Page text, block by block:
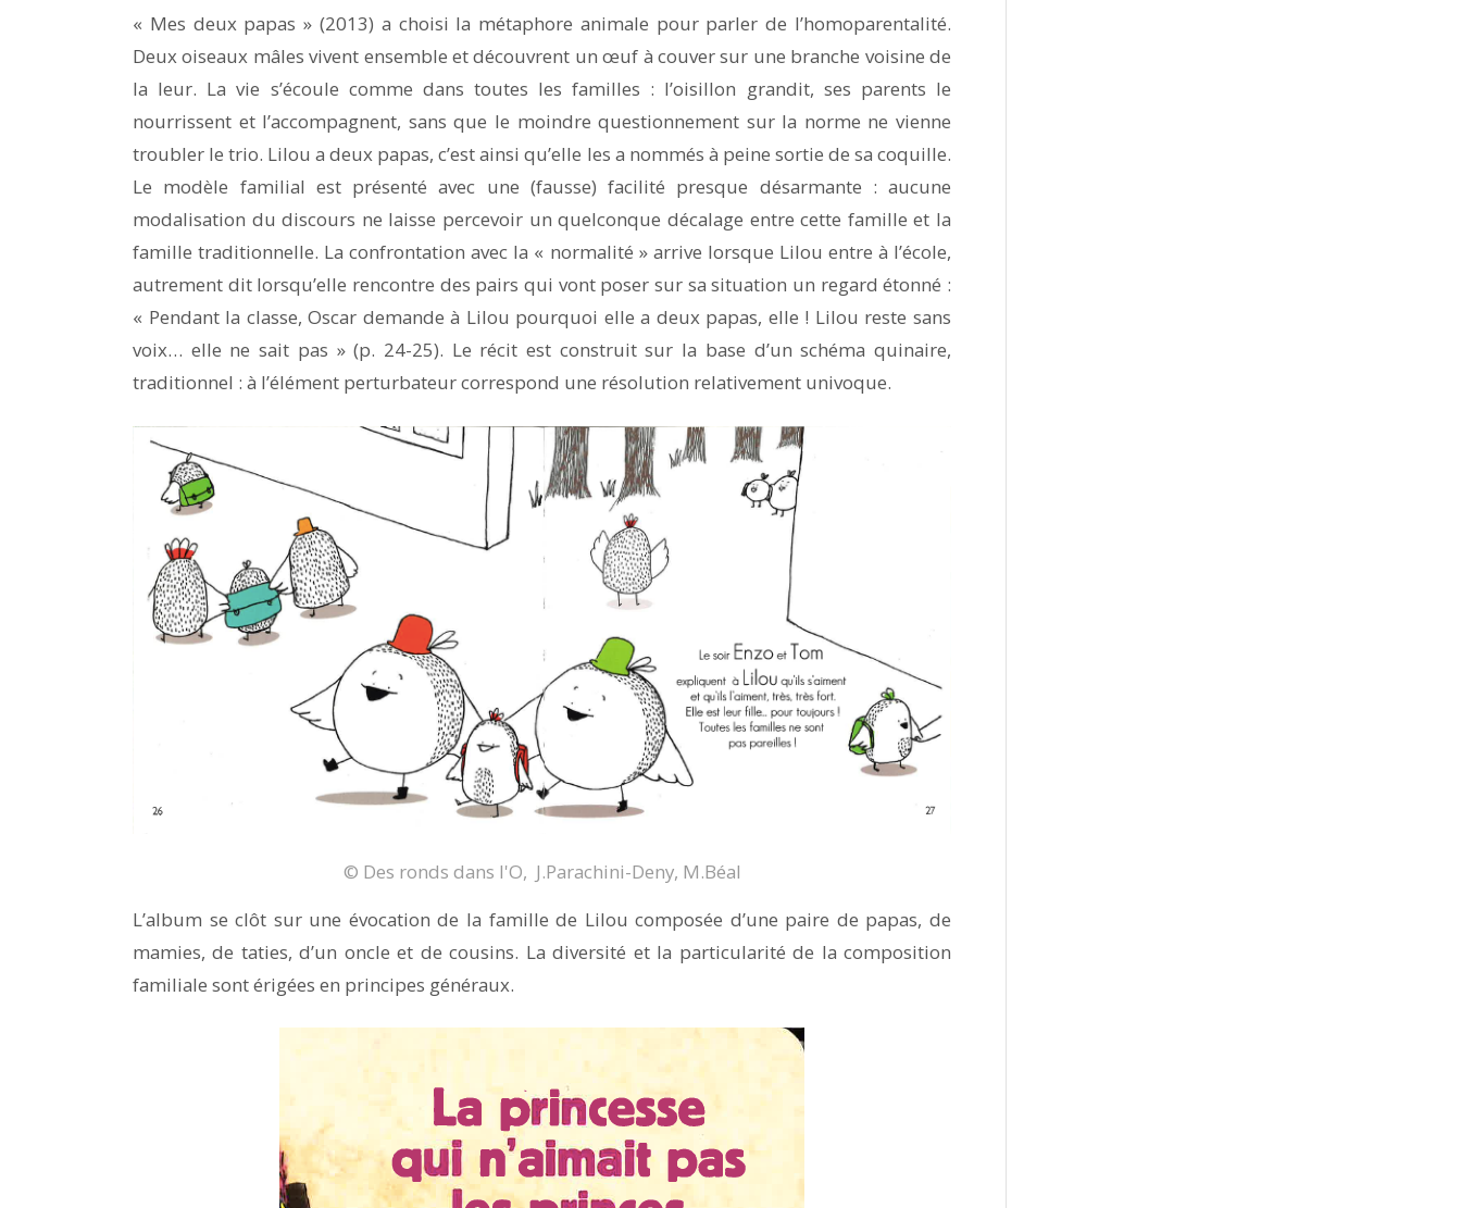
« Mes deux papas » (2013) a choisi la métaphore animale pour parler de l’homoparentalité.
Deux oiseaux mâles vivent ensemble et découvrent un œuf à couver sur une branche voisine de
la leur. La vie s’écoule comme dans toutes les familles : l’oisillon grandit, ses parents le
nourrissent et l’accompagnent, sans que le moindre questionnement sur la norme ne vienne
troubler le trio. Lilou a deux papas, c’est ainsi qu’elle les a nommés à peine sortie de sa coquille.
Le modèle familial est présenté avec une (fausse) facilité presque désarmante : aucune
modalisation du discours ne laisse percevoir un quelconque décalage entre cette famille et la
famille traditionnelle. La confrontation avec la « normalité » arrive lorsque Lilou entre à l’école,
autrement dit lorsqu’elle rencontre des pairs qui vont poser sur sa situation un regard étonné :
« Pendant la classe, Oscar demande à Lilou pourquoi elle a deux papas, elle ! Lilou reste sans
voix… elle ne sait pas » (p. 24-25). Le récit est construit sur la base d’un schéma quinaire,
traditionnel : à l’élément perturbateur correspond une résolution relativement univoque.
© Des ronds dans l'O, J.Parachini-Deny, M.Béal
L’album se clôt sur une évocation de la famille de Lilou composée d’une paire de papas, de
mamies, de taties, d’un oncle et de cousins. La diversité et la particularité de la composition
familiale sont érigées en principes généraux.